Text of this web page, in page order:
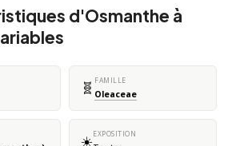
d'Osmanthe à
🧬 FAMILLE
Oleaceae
☀️EXPOSITION